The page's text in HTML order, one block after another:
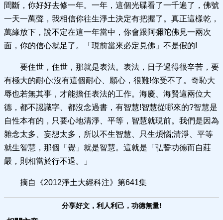
間斷，你好好去修一年。一年，這個光碟看了一千遍了，佛號
一天一萬聲，我相信你往生淨土決定有把握了。真正這樣乾，
萬緣放下，說不定在這一年當中，你會跟阿彌陀佛見一兩次
面，你的信心就足了。「現前當來必定見佛」不是假的!
要住世，住世，那就是表法。表法，日子過得很辛苦，要
有極大的耐心;沒有這個耐心、願心，很難!你受不了。奇恥大
辱也若無其事，才能擔任表法的工作。海慶、海賢這兩位大
德，都不認識字、都沒念過書，有智慧!智慧從哪來的?智慧是
自性本有的，只要心地清淨、平等，智慧就現前。我們是因為
雜念太多、妄想太多，所以不生智慧、只生煩惱;清淨、平等
就生智慧，那個「覺」就是智慧。這就是「弘誓功德而自莊
嚴，則相當於行不退。」
摘自《2012淨土大經科注》第641集
分享好文，利人利己，功德無量!